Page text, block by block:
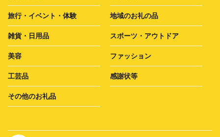
旅行・イベント・体験 地域のお礼の品
雑貨・日用品 スポーツ・アウトドア
美容 ファッション
工芸品 感謝状等
その他のお礼品